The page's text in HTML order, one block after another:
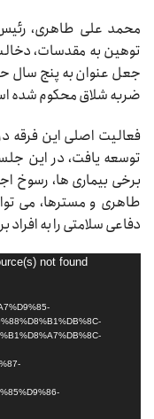
توهین به مقدسات،
ضربه شلاق محکوم شده
توسعه یافت، در این
برخی بیماری ها، رسوخ
طاهری و مسترها، می‏
دفاعی سلامتی را به افراد
not found